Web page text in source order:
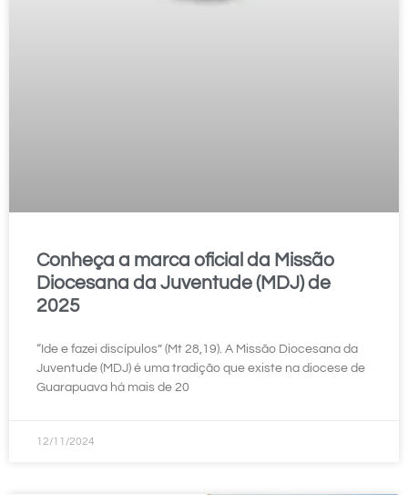
Conheça a marca oficial da Missão
Diocesana da Juventude (MDJ) de
2025
“Ide e fazei discípulos” (Mt 28,19). A Missão Diocesana da
Juventude (MDJ) é uma tradição que existe na diocese de
Guarapuava há mais de 20
12/11/2024